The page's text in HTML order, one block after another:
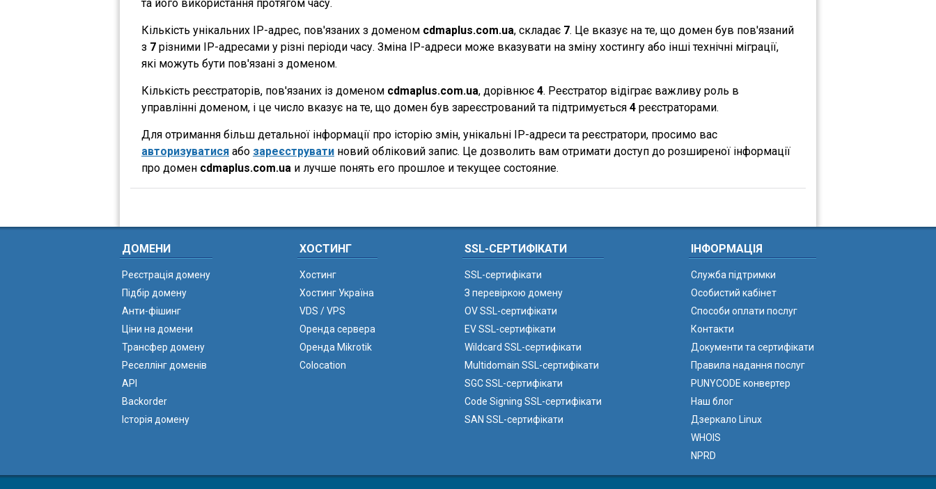
та його використання протягом часу.
Кількість унікальних IP-адрес, пов'язаних з доменом cdmaplus.com.ua, складає 7. Це вказує на те, що домен був пов'язаний
з 7 різними IP-адресами у різні періоди часу. Зміна IP-адреси може вказувати на зміну хостингу або інші технічні міграції,
які можуть бути пов'язані з доменом.
Кількість реєстраторів, пов'язаних із доменом cdmaplus.com.ua, дорівнює 4. Реєстратор відіграє важливу роль в
управлінні доменом, і це число вказує на те, що домен був зареєстрований та підтримується 4 реєстраторами.
Для отримання більш детальної інформації про історію змін, унікальні IP-адреси та реєстратори, просимо вас
авторизуватися або зареєструвати новий обліковий запис. Це дозволить вам отримати доступ до розширеної інформації
про домен cdmaplus.com.ua и лучше понять его прошлое и текущее состояние.
ДОМЕНИ
Реєстрація домену
Підбір домену
Анти-фішинг
Ціни на домени
Трансфер домену
Реселлінг доменів
API
Backorder
Історія домену
ХОСТИНГ
Хостинг
Хостинг Україна
VDS / VPS
Оренда сервера
Оренда Mikrotik
Colocation
SSL-СЕРТИФІКАТИ
SSL-сертифікати
З перевіркою домену
OV SSL-сертифікати
EV SSL-сертифікати
Wildcard SSL-сертифікати
Multidomain SSL-сертифікати
SGC SSL-сертифікати
Code Signing SSL-сертифікати
SAN SSL-сертифікати
ІНФОРМАЦІЯ
Служба підтримки
Особистий кабінет
Способи оплати послуг
Контакти
Документи та сертифікати
Правила надання послуг
PUNYCODE конвертер
Наш блог
Дзеркало Linux
WHOIS
NPRD